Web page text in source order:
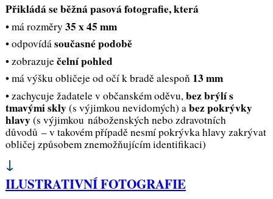
Přikládá se běžná pasová fotografie, která
• má rozměry 35 x 45 mm
• odpovídásoučasné podobě
• zobrazuječelní pohled
• má výšku obličeje od očí k bradě alespoň 13 mm
• zachycuje žadatele v občanském oděvu,bez brýlí s
tmavými skly(s výjimkou nevidomých) abez pokrývky
hlavy(s výjimkou náboženských nebo zdravotních
důvodů – v takovém případě nesmí pokrývka hlavy zakrývat
obličej způsobem znemožňujícím identifikaci)
↓
ILUSTRATIVNÍ FOTOGRAFIE